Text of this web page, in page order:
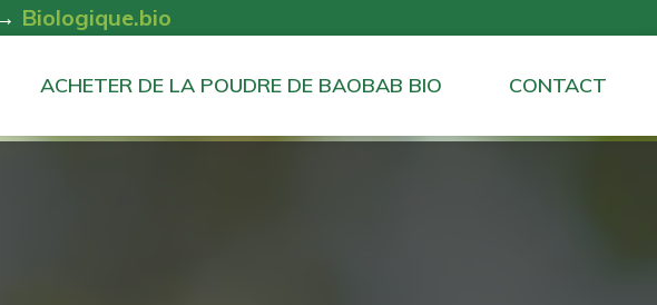
Biologique.bio
ACHETER DE LA POUDRE DE BAOBAB BIO CONTACT